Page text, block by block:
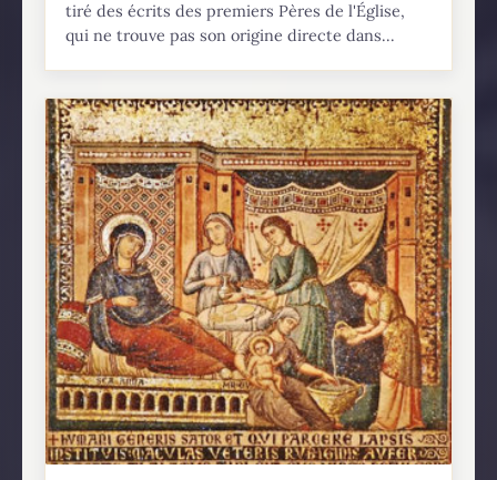
tiré des écrits des premiers Pères de l'Église,
qui ne trouve pas son origine directe dans...